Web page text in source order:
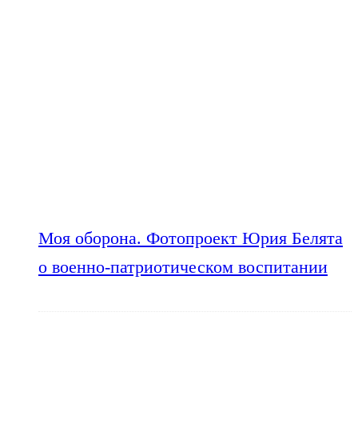
Моя оборона. Фотопроект Юрия Белята
о военно-патриотическом воспитании